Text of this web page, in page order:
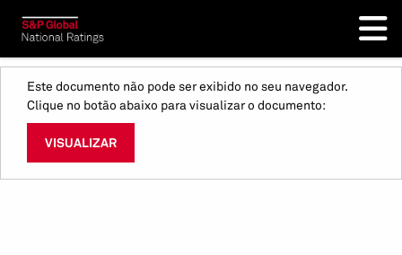
Este documento não pode ser exibido no seu navegador.
Clique no botão abaixo para visualizar o documento:
VISUALIZAR